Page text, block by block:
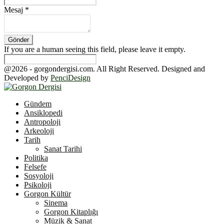
Mesaj *
If you are a human seeing this field, please leave it empty.
@2026 - gorgondergisi.com. All Right Reserved. Designed and
Developed by PenciDesign
Gündem
Ansiklopedi
Antropoloji
Arkeoloji
Tarih
Sanat Tarihi
Politika
Felsefe
Sosyoloji
Psikoloji
Gorgon Kültür
Sinema
Gorgon Kitaplığı
Müzik & Sanat